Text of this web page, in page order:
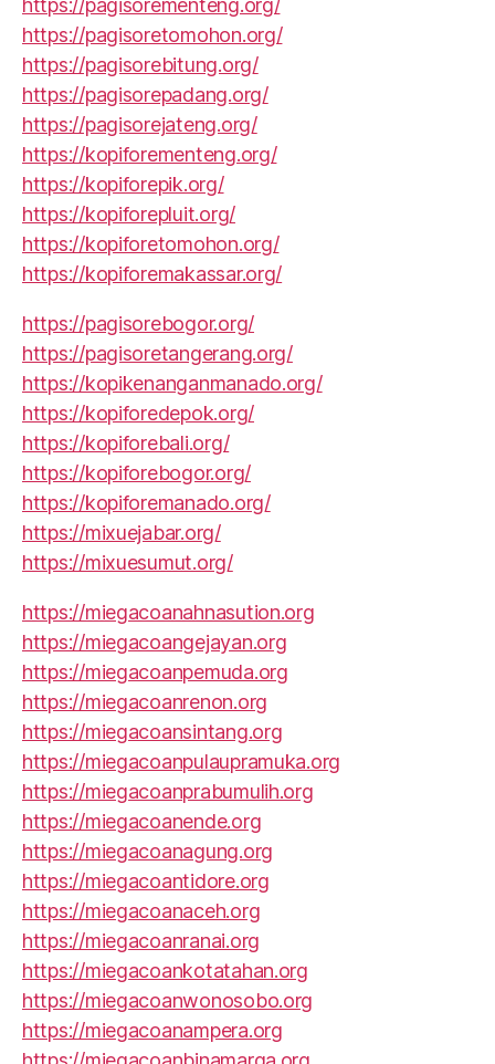
https://pagisorementeng.org/
https://pagisoretomohon.org/
https://pagisorebitung.org/
https://pagisorepadang.org/
https://pagisorejateng.org/
https://kopiforementeng.org/
https://kopiforepik.org/
https://kopiforepluit.org/
https://kopiforetomohon.org/
https://kopiforemakassar.org/
https://pagisorebogor.org/
https://pagisoretangerang.org/
https://kopikenanganmanado.org/
https://kopiforedepok.org/
https://kopiforebali.org/
https://kopiforebogor.org/
https://kopiforemanado.org/
https://mixuejabar.org/
https://mixuesumut.org/
https://miegacoanahnasution.org
https://miegacoangejayan.org
https://miegacoanpemuda.org
https://miegacoanrenon.org
https://miegacoansintang.org
https://miegacoanpulaupramuka.org
https://miegacoanprabumulih.org
https://miegacoanende.org
https://miegacoanagung.org
https://miegacoantidore.org
https://miegacoanaceh.org
https://miegacoanranai.org
https://miegacoankotatahan.org
https://miegacoanwonosobo.org
https://miegacoanampera.org